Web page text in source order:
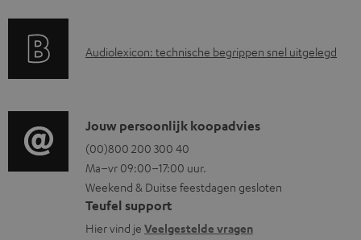
n
e
i
n
f
o
A
i
o
g
l
o
Audiolexicon: technische begrippen snel uitgelegd
C
o
n
t
a
Jouw persoonlijk koopadvies
(00)800 200 300 40
Ma–vr 09:00–17:00 uur.
Weekend & Duitse feestdagen gesloten
Teufel support
Hier vind je Veelgestelde vragen